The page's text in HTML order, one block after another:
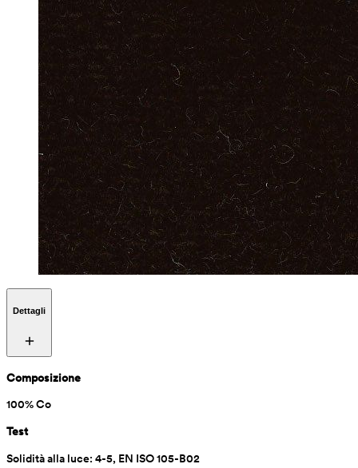
Dettagli
Composizione
100% Co
Test
Solidità alla luce: 4-5, EN ISO 105-B02